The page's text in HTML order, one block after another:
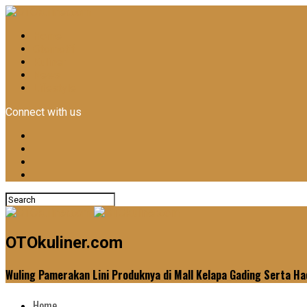
Connect with us
OTOkuliner.com
Wuling Pamerakan Lini Produknya di Mall Kelapa Gading Serta